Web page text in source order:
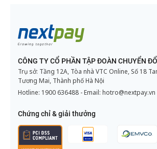
CÔNG TY CỔ PHẦN TẬP ĐOÀN CHUYỂN
Trụ sở: Tầng 12A, Tòa nhà VTC Online, Số 18
Tương Mai, Thành phố Hà Nội
Hotline: 1900 636488 - Email: hotro@nextpay.vn
Chứng chỉ & giải thưởng